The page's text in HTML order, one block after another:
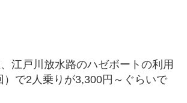
江戸川放水路のハゼボートの利用
）で2人乗りが3,300円～ぐらいで